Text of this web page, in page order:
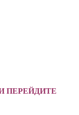
ПЕРЕЙДИТЕ